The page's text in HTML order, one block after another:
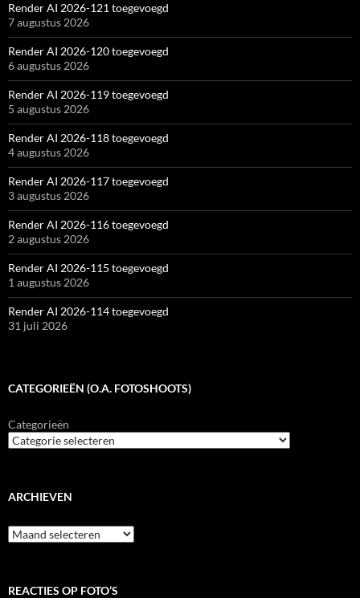
Render AI 2026-121 toegevoegd
7 augustus 2026
Render AI 2026-120 toegevoegd
6 augustus 2026
Render AI 2026-119 toegevoegd
5 augustus 2026
Render AI 2026-118 toegevoegd
4 augustus 2026
Render AI 2026-117 toegevoegd
3 augustus 2026
Render AI 2026-116 toegevoegd
2 augustus 2026
Render AI 2026-115 toegevoegd
1 augustus 2026
Render AI 2026-114 toegevoegd
31 juli 2026
CATEGORIEËN (O.A. FOTOSHOOTS)
Categorieën
ARCHIEVEN
Archieven
REACTIES OP FOTO’S